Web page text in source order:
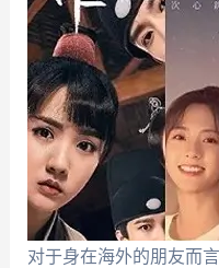
对于身在海外的朋友而